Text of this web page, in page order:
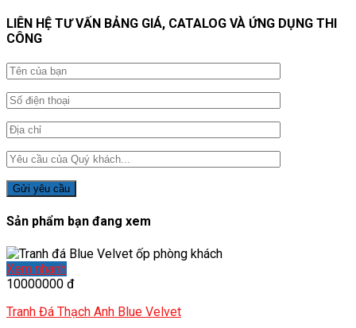
LIÊN HỆ TƯ VẤN BẢNG GIÁ, CATALOG VÀ ỨNG DỤNG THI
CÔNG
Sản phẩm bạn đang xem
Xem nhanh
10000000 đ
Tranh Đá Thạch Anh Blue Velvet